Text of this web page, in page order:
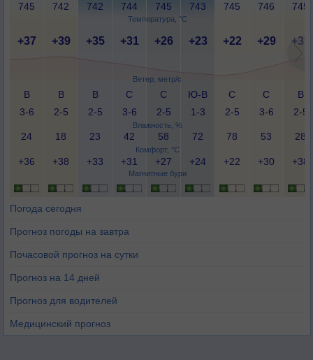
Температура, °C
Ветер, метр/с
Влажность, %
Комфорт, °C
Магнитные бури
745 742 742 744 745 743 745 746 745
+37 +39 +35 +31 +26 +23 +22 +29 +37
В
3-6
В
2-5
В
2-5
С
3-6
С
2-5
Ю-В
1-3
С
2-5
С
3-6
В
2-5
24 18 23 42 58 72 78 53 28
+36 +38 +33 +31 +27 +24 +22 +30 +38
Погода сегодня
Прогноз погоды на завтра
Почасовой прогноз на сутки
Прогноз на 14 дней
Прогноз для водителей
Медицинский прогноз